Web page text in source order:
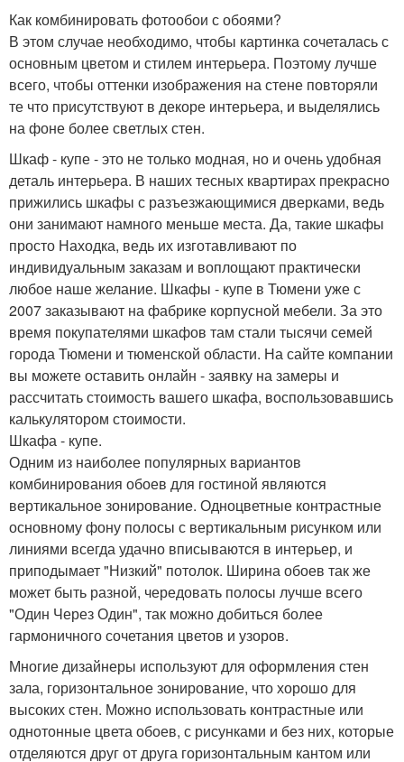
Как комбинировать фотообои с обоями?
В этом случае необходимо, чтобы картинка сочеталась с
основным цветом и стилем интерьера. Поэтому лучше
всего, чтобы оттенки изображения на стене повторяли
те что присутствуют в декоре интерьера, и выделялись
на фоне более светлых стен.
Шкаф - купе - это не только модная, но и очень удобная
деталь интерьера. В наших тесных квартирах прекрасно
прижились шкафы с разъезжающимися дверками, ведь
они занимают намного меньше места. Да, такие шкафы
просто Находка, ведь их изготавливают по
индивидуальным заказам и воплощают практически
любое наше желание. Шкафы - купе в Тюмени уже с
2007 заказывают на фабрике корпусной мебели. За это
время покупателями шкафов там стали тысячи семей
города Тюмени и тюменской области. На сайте компании
вы можете оставить онлайн - заявку на замеры и
рассчитать стоимость вашего шкафа, воспользовавшись
калькулятором стоимости.
Шкафа - купе.
Одним из наиболее популярных вариантов
комбинирования обоев для гостиной являются
вертикальное зонирование. Одноцветные контрастные
основному фону полосы с вертикальным рисунком или
линиями всегда удачно вписываются в интерьер, и
приподымает "Низкий" потолок. Ширина обоев так же
может быть разной, чередовать полосы лучше всего
"Один Через Один", так можно добиться более
гармоничного сочетания цветов и узоров.
Многие дизайнеры используют для оформления стен
зала, горизонтальное зонирование, что хорошо для
высоких стен. Можно использовать контрастные или
однотонные цвета обоев, с рисунками и без них, которые
отделяются друг от друга горизонтальным кантом или